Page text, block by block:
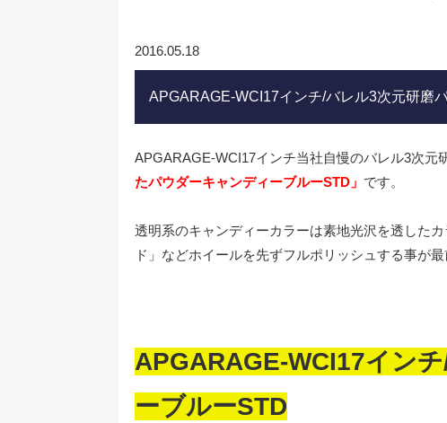
2016.05.18
APGARAGE-WCI17インチ/バレル3次元研磨
APGARAGE-WCI17インチ当社自慢のバレル3次
たパウダーキャンディーブルーSTD 」 です。
透明系のキャンディーカラーは素地光沢を透した
ド」などホイールを先ずフルポリッシュする事が最
APGARAGE-WCI17イン
ーブルーSTD